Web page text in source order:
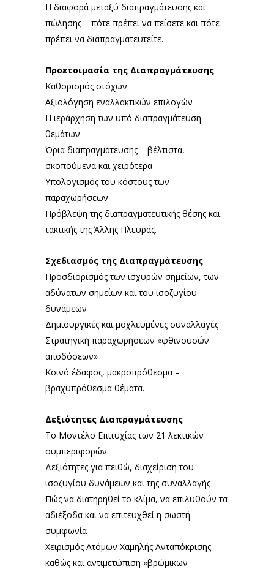
H διαφορά μεταξύ διαπραγμάτευσης και
πώλησης – πότε πρέπει να πείσετε και πότε
πρέπει να διαπραγματευτείτε.
Προετοιμασία της Διαπραγμάτευσης
Καθορισμός στόχων
Αξιολόγηση εναλλακτικών επιλογών
Η ιεράρχηση των υπό διαπραγμάτευση
θεμάτων
Όρια διαπραγμάτευσης – βέλτιστα,
σκοπούμενα και χειρότερα
Υπολογισμός του κόστους των
παραχωρήσεων
Πρόβλεψη της διαπραγματευτικής θέσης και
τακτικής της Άλλης Πλευράς.
Σχεδιασμός της Διαπραγμάτευσης
Προσδιορισμός των ισχυρών σημείων, των
αδύνατων σημείων και του ισοζυγίου
δυνάμεων
Δημιουργικές και μοχλευμένες συναλλαγές
Στρατηγική παραχωρήσεων «φθινουσών
αποδόσεων»
Κοινό έδαφος, μακροπρόθεσμα –
βραχυπρόθεσμα θέματα.
Δεξιότητες Διαπραγμάτευσης
Το Μοντέλο Επιτυχίας των 21 λεκτικών
συμπεριφορών
Δεξιότητες για πειθώ, διαχείριση του
ισοζυγίου δυνάμεων και της συναλλαγής
Πώς να διατηρηθεί το κλίμα, να επιλυθούν τα
αδιέξοδα και να επιτευχθεί η σωστή
συμφωνία
Χειρισμός Ατόμων Χαμηλής Ανταπόκρισης
καθώς και αντιμετώπιση «βρώμικων